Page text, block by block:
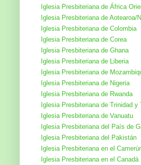
Iglesia Presbiteriana de África
Iglesia Presbiteriana de Aotearoa/
Iglesia Presbiteriana de Colombia
Iglesia Presbiteriana de Corea
Iglesia Presbiteriana de Ghana
Iglesia Presbiteriana de Liberia
Iglesia Presbiteriana de
Iglesia Presbiteriana de Nigeria
Iglesia Presbiteriana de Rwanda
Iglesia Presbiteriana de Trinidad y
Iglesia Presbiteriana de Vanuatu
Iglesia Presbiteriana del País de
Iglesia Presbiteriana del Pakistán
Iglesia Presbiteriana en el
Iglesia Presbiteriana en el Canadá